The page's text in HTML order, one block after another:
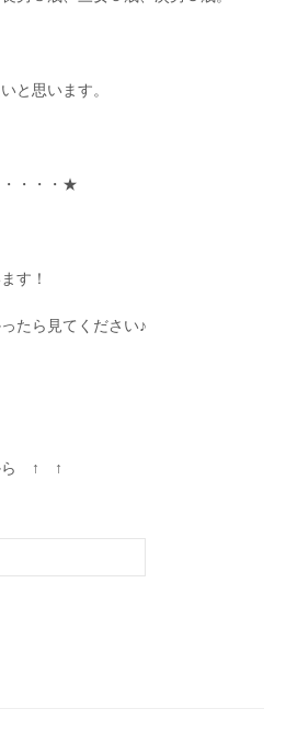
と思います。
・・・★
す！
たら見てください♪
ら ↑ ↑